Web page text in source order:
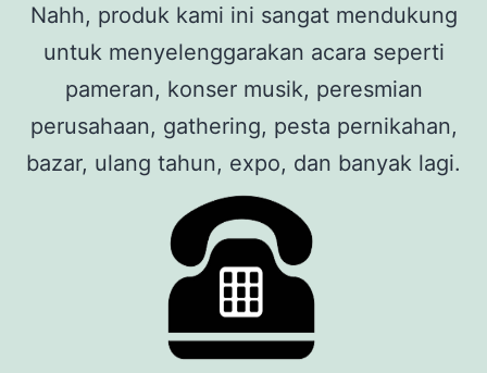
Nahh, produk kami ini sangat mendukung
untuk menyelenggarakan acara seperti
pameran, konser musik, peresmian
perusahaan, gathering, pesta pernikahan,
bazar, ulang tahun, expo, dan banyak lagi.